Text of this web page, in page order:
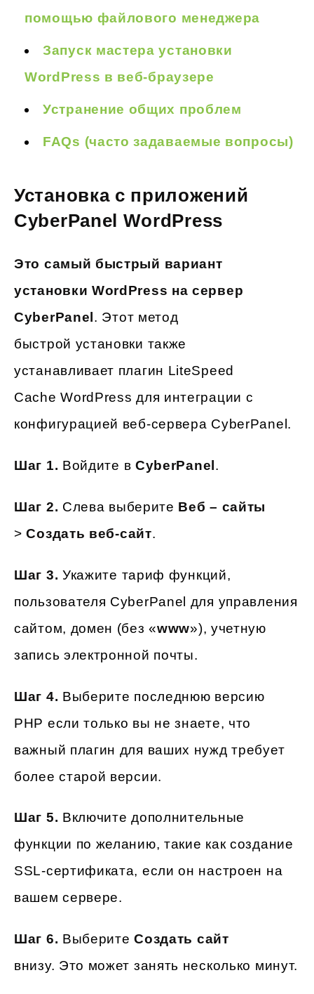
помощью файлового менеджера
Запуск мастера установки
WordPress в веб-браузере
Устранение общих проблем
FAQs (часто задаваемые вопросы)
Установка с приложений
CyberPanel WordPress
Это самый быстрый вариант
установки WordPress на сервер
CyberPanel . Этот метод
быстрой установки также
устанавливает плагин LiteSpeed ​​
Cache WordPress для интеграции с
конфигурацией веб-сервера CyberPanel.
Шаг 1. Войдите в CyberPanel .
Шаг 2. Слева выберите Веб – сайты
>Создать веб-сайт.
Шаг 3. Укажите тариф функций,
пользователя CyberPanel для управления
сайтом, домен (без «www»), учетную
запись электронной почты.
Шаг 4. Выберите последнюю версию
PHP если только вы не знаете, что
важный плагин для ваших нужд требует
более старой версии.
Шаг 5. Включите дополнительные
функции по желанию, такие как создание
SSL-сертификата, если он настроен на
вашем сервере.
Шаг 6. ВыберитеСоздать сайт
внизу. Это может занять несколько минут.